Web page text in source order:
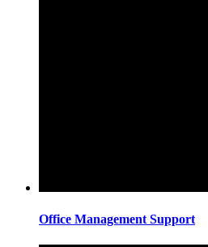
Office Management Support